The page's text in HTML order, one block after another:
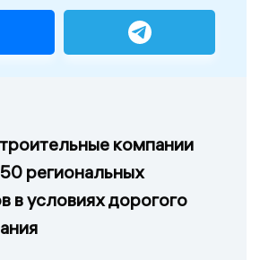
компании
региональных
в условиях дорогого